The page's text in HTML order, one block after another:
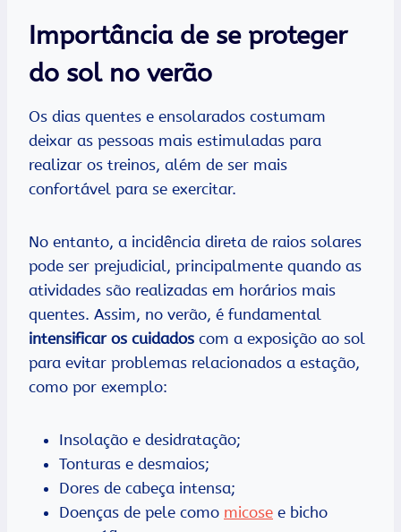
Importância de se proteger
do sol no verão
Os dias quentes e ensolarados costumam
deixar as pessoas mais estimuladas para
realizar os treinos, além de ser mais
confortável para se exercitar.
No entanto, a incidência direta de raios solares
pode ser prejudicial, principalmente quando as
atividades são realizadas em horários mais
quentes. Assim, no verão, é fundamental
intensificar os cuidados com a exposição ao sol
para evitar problemas relacionados a estação,
como por exemplo:
Insolação e desidratação;
Tonturas e desmaios;
Dores de cabeça intensa;
Doenças de pele como micose e bicho